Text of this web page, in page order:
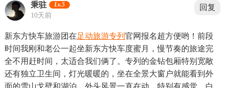
秉驻 Lv.5
10天前
回复
新东方快车旅游团在足动旅游专列 官网报名超方便哟！前段
时间我刚和老公一起坐新东方快车度蜜月，慢节奏的旅途完
全不用赶时间，太适合我们俩了。专列的金钻包厢特别宽敞
还有独立卫生间，灯光暖暖的，坐在全景大窗户就能看到外